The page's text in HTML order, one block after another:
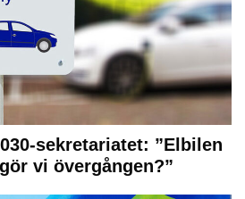
sekretariatet: ”Elbilen
vi övergången?”